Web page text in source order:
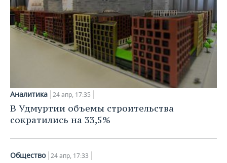
Аналитика 24 апр, 17:35
В Удмуртии объемы строительства
сократились на 33,5%
Общество 24 апр, 17:33